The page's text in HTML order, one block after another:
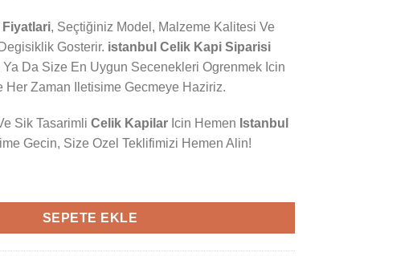
Fiyatlari, Seçtiğiniz Model, Malzeme Kalitesi Ve
Gosterir. istanbul Celik Kapi Siparisi
Da Size En Uygun Secenekleri Ogrenmek Icin
Her Zaman Iletisime Gecmeye Haziriz.
Sik Tasarimli Celik Kapilar Icin Hemen Istanbul
Gecin, Size Ozel Teklifimizi Hemen Alin!
Artemis adet
SEPETE EKLE